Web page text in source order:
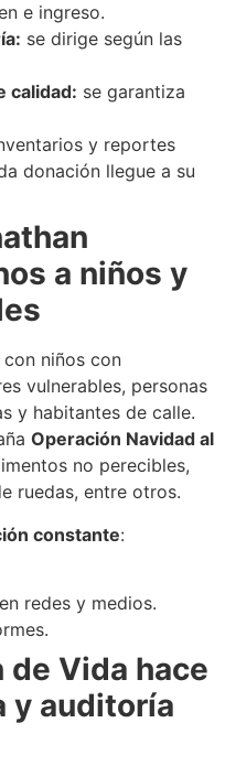
e ingreso.
se dirige según las
calidad: se garantiza
y reportes
donación llegue a su
a niños y
niños con
vulnerables, personas
y habitantes de calle.
Operación Navidad al
no perecibles,
ruedas, entre otros.
constante:
redes y medios.
de Vida hace
y auditoría